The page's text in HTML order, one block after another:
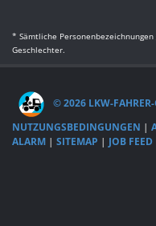
* Sämtliche
Geschlechter.
© 2026 LKW-
NUTZUNGSBEDINGUNGEN |
ALARM | SITEMAP | JOB FEED